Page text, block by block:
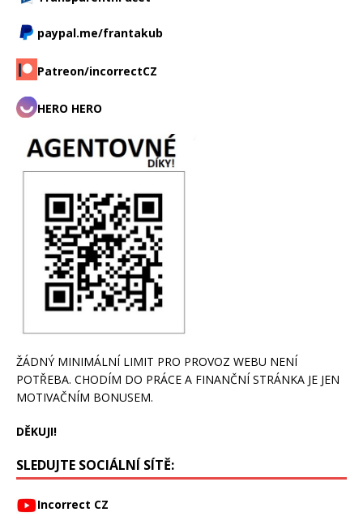
paypal.me/frantakub
Patreon/incorrectCZ
HERO HERO
ŽÁDNÝ MINIMÁLNÍ LIMIT PRO PROVOZ WEBU NENÍ
POTŘEBA. CHODÍM DO PRÁCE A FINANČNÍ STRÁNKA JE JEN
MOTIVAČNÍM BONUSEM.
DĚKUJI!
SLEDUJTE SOCIÁLNÍ SÍTĚ:
Incorrect CZ